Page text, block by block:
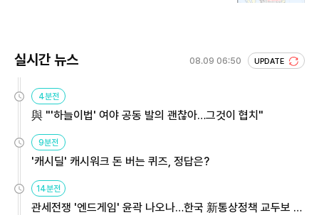
실시간 뉴스 08.09 06:50 UPDATE
4분전
與 "'하늘이법' 여야 공동 발의 괜찮아…그것이 협치"
9분전
'캐시딜' 캐시워크 돈 버는 퀴즈, 정답은?
14분전
관세전쟁 '엔드게임' 윤곽 나오나…한국 新통상정책 교두보 활